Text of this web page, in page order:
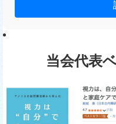
当会代表